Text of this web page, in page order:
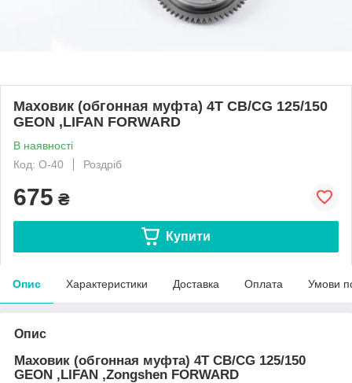
Маховик (обгонная муфта) 4T CB/CG 125/150
GEON ,LIFAN FORWARD
В наявності
Код: O-40
Роздріб
675 ₴
Купити
Опис Характеристики Доставка Оплата Умови
Опис
Маховик (обгонная муфта) 4T CB/CG 125/150
GEON ,LIFAN ,Zongshen FORWARD